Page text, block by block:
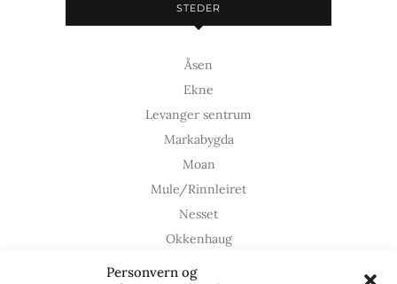
Personvern og
STEDER
Åsen
Ekne
Levanger sentrum
Markabygda
Moan
Mule/Rinnleiret
Nesset
Okkenhaug